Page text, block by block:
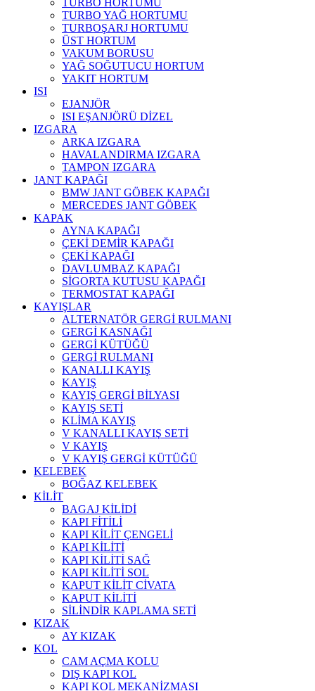
TURBO HORTUMU
TURBO YAĞ HORTUMU
TURBOŞARJ HORTUMU
ÜST HORTUM
VAKUM BORUSU
YAĞ SOĞUTUCU HORTUM
YAKIT HORTUM
ISI
EJANJÖR
ISI EŞANJÖRÜ DİZEL
IZGARA
ARKA IZGARA
HAVALANDIRMA IZGARA
TAMPON IZGARA
JANT KAPAĞI
BMW JANT GÖBEK KAPAĞI
MERCEDES JANT GÖBEK
KAPAK
AYNA KAPAĞI
ÇEKİ DEMİR KAPAĞI
ÇEKİ KAPAĞI
DAVLUMBAZ KAPAĞI
SİGORTA KUTUSU KAPAĞI
TERMOSTAT KAPAĞI
KAYIŞLAR
ALTERNATÖR GERGİ RULMANI
GERGİ KASNAĞI
GERGİ KÜTÜĞÜ
GERGİ RULMANI
KANALLI KAYIŞ
KAYIŞ
KAYIŞ GERGİ BİLYASI
KAYIŞ SETİ
KLİMA KAYIŞ
V KANALLI KAYIŞ SETİ
V KAYIŞ
V KAYIŞ GERGİ KÜTÜĞÜ
KELEBEK
BOĞAZ KELEBEK
KİLİT
BAGAJ KİLİDİ
KAPI FİTİLİ
KAPI KİLİT ÇENGELİ
KAPI KİLİTİ
KAPI KİLİTİ SAĞ
KAPI KİLİTİ SOL
KAPUT KİLİT CİVATA
KAPUT KİLİTİ
SİLİNDİR KAPLAMA SETİ
KIZAK
AY KIZAK
KOL
CAM AÇMA KOLU
DIŞ KAPI KOL
KAPI KOL MEKANİZMASI